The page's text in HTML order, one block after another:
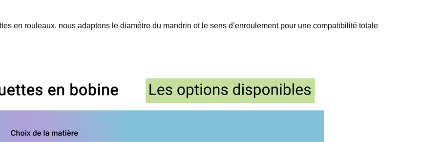
en rouleaux, nous adaptons le diamètre du mandrin et le sens d’enroulement pour une compatibilité totale